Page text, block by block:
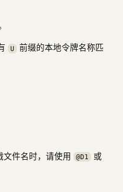
U 前缀的本地令牌名称匹
文件名时，请使用 @D1 或